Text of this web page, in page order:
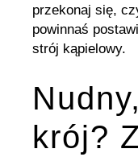
przekonaj się,
powinnaś
strój kąpielowy.
krój?